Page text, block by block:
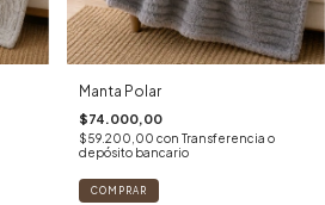
Manta Polar
$74.000,00
$59.200,00 con Transferencia o
depósito bancario